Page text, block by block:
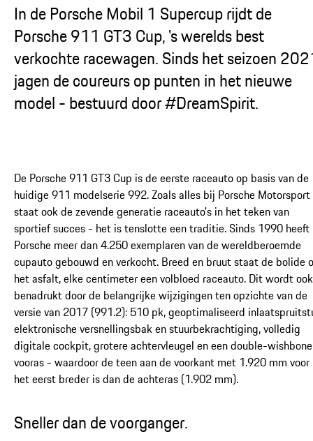
In de Porsche Mobil 1 Supercup rijdt de
Porsche 911 GT3 Cup, 's werelds best
verkochte racewagen. Sinds het seizoen
jagen de coureurs op punten in het nieuwe
model - bestuurd door #DreamSpirit.
De Porsche 911 GT3 Cup is de eerste raceauto op basis van de
huidige 911 modelserie 992. Zoals alles bij Porsche Motorsport
staat ook de zevende generatie raceauto's in het teken van
sportief succes - het is tenslotte een traditie. Sinds 1990 heeft
Porsche meer dan 4.250 exemplaren van de wereldberoemde
cupauto gebouwd en verkocht. Breed en bruut staat de bolide
het asfalt, elke centimeter een volbloed raceauto. Dit wordt ook
benadrukt door de belangrijke wijzigingen ten opzichte van de
versie van 2017 (991.2): 510 pk, geoptimaliseerd
elektronische versnellingsbak en stuurbekrachtiging, volledig
digitale cockpit, grotere achtervleugel en een double-wishbone
vooras - waardoor de teen aan de voorkant met 1.920 mm voor
het eerst breder is dan de achteras (1.902 mm).
Sneller dan de voorganger.